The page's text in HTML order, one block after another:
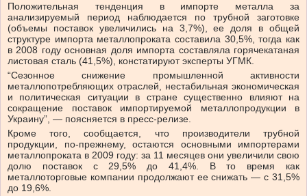
Положительная тенденция в импорте металла за
анализируемый период наблюдается по трубной заготовке
(объемы поставок увеличились на 3,7%), ее доля в общей
структуре импорта металлопроката составила 30,5%, тогда как
в 2008 году основная доля импорта составляла горячекатаная
листовая сталь (41,5%), констатируют эксперты УГМК.
“Сезонное снижение промышленной активности
металлопотребляющих отраслей, нестабильная экономическая
и политическая ситуации в стране существенно влияют на
сокращение поставок импортируемой металлопродукции в
Украину”, — поясняется в пресс-релизе.
Кроме того, сообщается, что производители трубной
продукции, по-прежнему, остаются основными импортерами
металлопроката в 2009 году: за 11 месяцев они увеличили свою
долю поставок с 29,5% до 41,4%. В то время как
металлоторговые компании продолжают ее снижать — с 31,5%
до 19,6%.